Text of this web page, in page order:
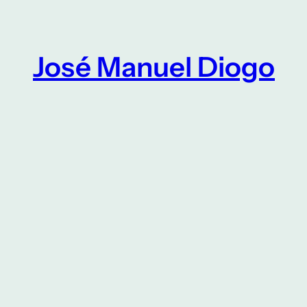
conteúdoJosé Manuel Diogo